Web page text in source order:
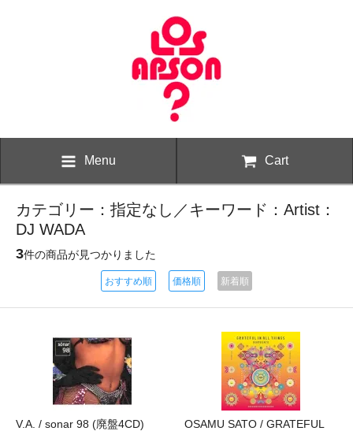
Menu Cart
カテゴリー：指定なし／キーワード：Artist：
DJ WADA
3件の商品が見つかりました
おすすめ順 価格順 新着順
V.A. / sonar 98 (廃盤4CD)
OSAMU SATO / GRATEFUL